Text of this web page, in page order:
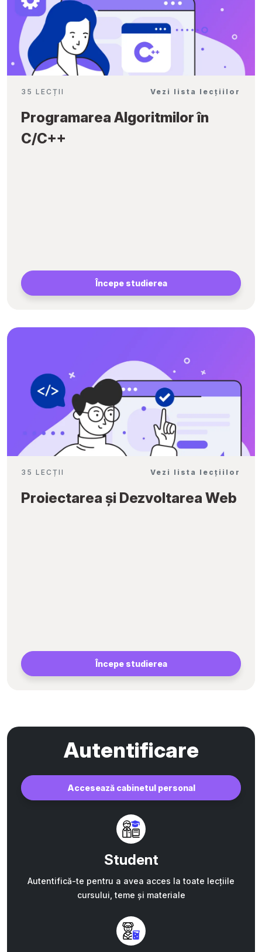
35 LECȚII Vezi lista lecțiilor
Programarea Algoritmilor în
C/C++
Începe studierea
35 LECȚII Vezi lista lecțiilor
Proiectarea și Dezvoltarea Web
Începe studierea
Autentificare
Accesează cabinetul personal
Student
Autentifică-te pentru a avea acces la toate lecțiile
cursului, teme și materiale